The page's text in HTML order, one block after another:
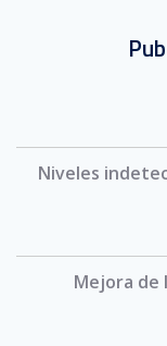
Niveles
Mejora de